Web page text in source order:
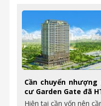
Cần chuyển
cư Garden Gate đã
Hiện tại cần vốn nên